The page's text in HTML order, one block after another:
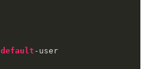
default